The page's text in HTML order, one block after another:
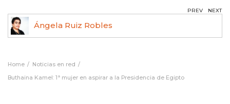
Dottie Thomas
PREV NEXT
Home
Noticias en red
Buthaina Kamel: 1ª mujer en aspirar a la Presidencia de Egipto